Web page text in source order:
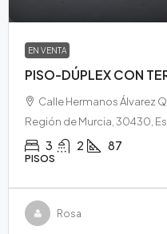
EN VENTA
PISO-DÚPLEX CON
Calle Hermanos Álvarez
Región de Murcia, 30430,
3 2 87
PISOS
Rosa